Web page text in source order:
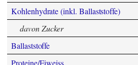
Kohlenhydrate (inkl. Ballaststoffe)
davon Zucker
Ballaststoffe
Proteine/Eiweiss